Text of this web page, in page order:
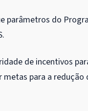
parâmetros do
de incentivos
para a